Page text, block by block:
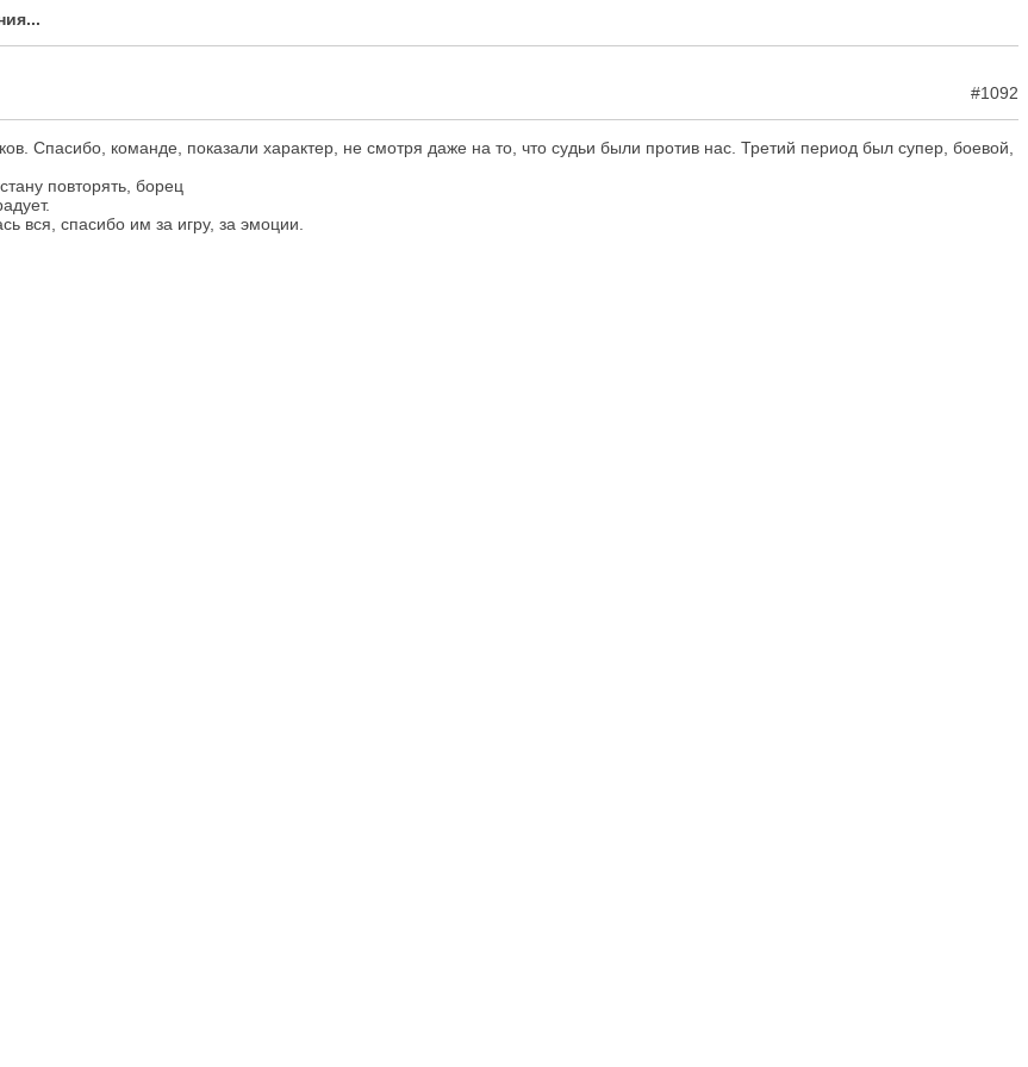
#1092
Спасибо, команде, показали характер, не смотря даже на то, что судьи были против нас. Третий период был супер, боевой,
повторять, борец
вся, спасибо им за игру, за эмоции.